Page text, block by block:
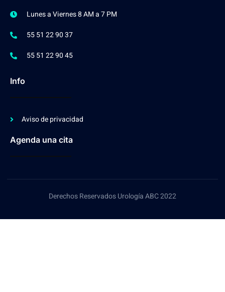
Lunes a Viernes 8 AM a 7 PM
55 51 22 90 37
55 51 22 90 45
Info
Aviso de privacidad
Agenda una cita
Derechos Reservados Urología ABC 2022